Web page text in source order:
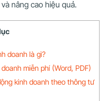
nâng cao hiệu quả.
doanh là gì?
miễn phí (Word, PDF)
kinh doanh theo thông tư